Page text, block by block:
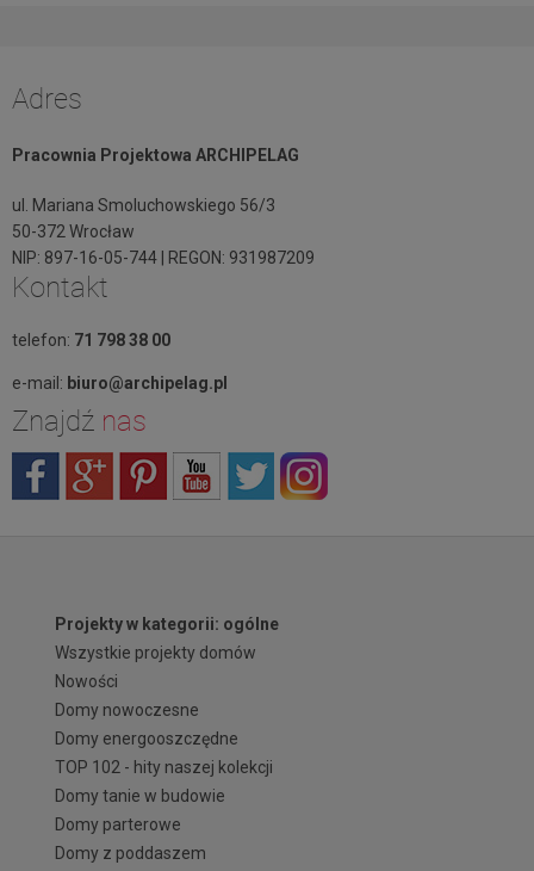
Adres
Pracownia Projektowa ARCHIPELAG
ul. Mariana Smoluchowskiego 56/3
50-372 Wrocław
NIP: 897-16-05-744 | REGON: 931987209
Kontakt
telefon: 71 798 38 00
e-mail: biuro@archipelag.pl
Znajdź nas
Projekty w kategorii: ogólne
Wszystkie projekty domów
Nowości
Domy nowoczesne
Domy energooszczędne
TOP 102 - hity naszej kolekcji
Domy tanie w budowie
Domy parterowe
Domy z poddaszem